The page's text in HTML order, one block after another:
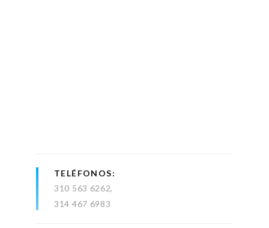
TELÉFONOS
310 563 6262
314 467 6983